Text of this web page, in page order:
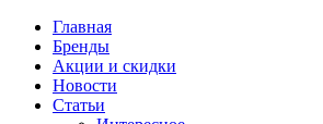
Главная
Бренды
Акции и скидки
Новости
Статьи